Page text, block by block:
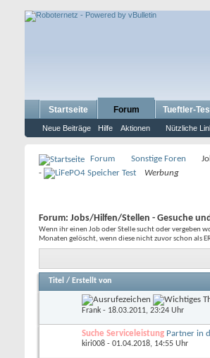
Startseite Forum
Neue Beiträge Hilfe Aktionen Nützliche
Tueftler-
Forum Sonstige Foren
-
Werbung
Forum: Jobs/Hilfen/Stellen - Gesuche
Wenn ihr einen Job oder Stelle sucht oder vergeben
Monaten gelöscht, wenn diese nicht zuvor schon als
Titel / Erstellt von
Frank - 18.03.2011, 23:24 Uhr
Suche Serviceleistung Partner in
kiri008 - 01.04.2018, 14:55 Uhr